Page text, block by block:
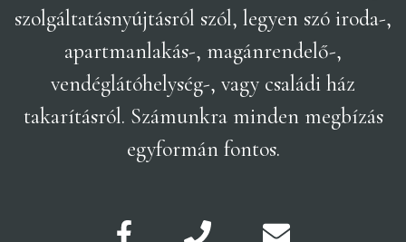
szolgáltatásnyújtásról szól, legyen szó iroda-,
apartmanlakás-, magánrendelő-,
vendéglátóhelység-, vagy családi ház
takarításról. Számunkra minden megbízás
egyformán fontos.